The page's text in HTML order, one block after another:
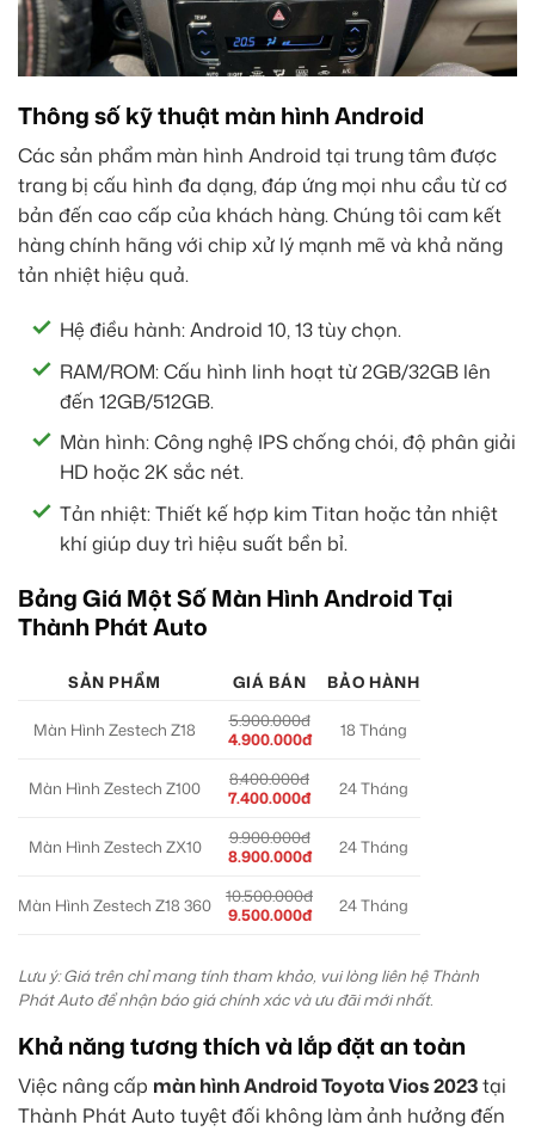
Thông số kỹ thuật màn hình Android
Các sản phẩm màn hình Android tại trung tâm được
trang bị cấu hình đa dạng, đáp ứng mọi nhu cầu từ cơ
bản đến cao cấp của khách hàng. Chúng tôi cam kết
hàng chính hãng với chip xử lý mạnh mẽ và khả năng
tản nhiệt hiệu quả.
Hệ điều hành: Android 10, 13 tùy chọn.
RAM/ROM: Cấu hình linh hoạt từ 2GB/32GB lên
đến 12GB/512GB.
Màn hình: Công nghệ IPS chống chói, độ phân giải
HD hoặc 2K sắc nét.
Tản nhiệt: Thiết kế hợp kim Titan hoặc tản nhiệt
khí giúp duy trì hiệu suất bền bỉ.
Bảng Giá Một Số Màn Hình Android Tại
Thành Phát Auto
SẢN PHẨM GIÁ BÁN BẢO HÀNH
Màn Hình Zestech Z18
5.900.000đ
4.900.000đ
18 Tháng
Màn Hình Zestech Z100
8.400.000đ
7.400.000đ
24 Tháng
Màn Hình Zestech ZX10
9.900.000đ
8.900.000đ
24 Tháng
Màn Hình Zestech Z18 360
10.500.000đ
9.500.000đ
24 Tháng
Lưu ý: Giá trên chỉ mang tính tham khảo, vui lòng liên hệ Thành
Phát Auto để nhận báo giá chính xác và ưu đãi mới nhất.
Khả năng tương thích và lắp đặt an toàn
Việc nâng cấp màn hình Android Toyota Vios 2023tại
Thành Phát Auto tuyệt đối không làm ảnh hưởng đến